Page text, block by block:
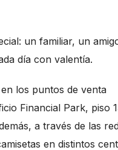
un familiar, un
día con valentía.
los puntos de venta
Financial Park, piso
a través de las
en distintos